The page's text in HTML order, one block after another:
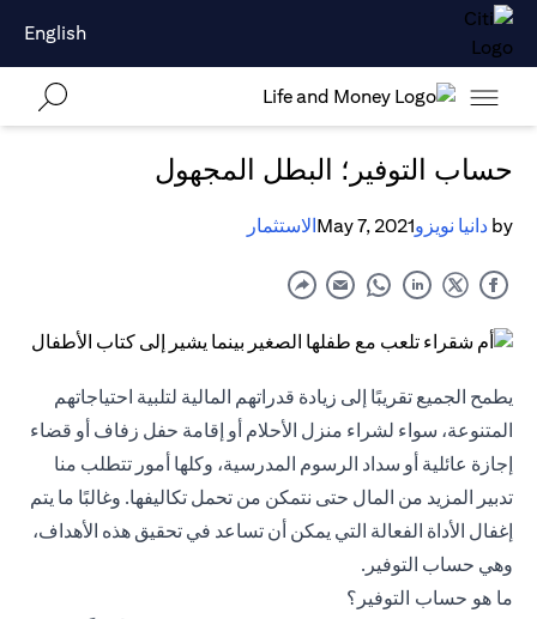
English
حساب التوفير؛ البطل المجهول
by دانيا نويزوMay 7, 2021الاستثمار
يطمح الجميع تقريبًا إلى زيادة قدراتهم المالية لتلبية احتياجاتهم
المتنوعة، سواء لشراء منزل الأحلام أو إقامة حفل زفاف أو قضاء
إجازة عائلية أو سداد الرسوم المدرسية، وكلها أمور تتطلب منا
تدبير المزيد من المال حتى نتمكن من تحمل تكاليفها. وغالبًا ما يتم
إغفال الأداة الفعالة التي يمكن أن تساعد في تحقيق هذه الأهداف،
وهي حساب التوفير.
ما هو حساب التوفير؟